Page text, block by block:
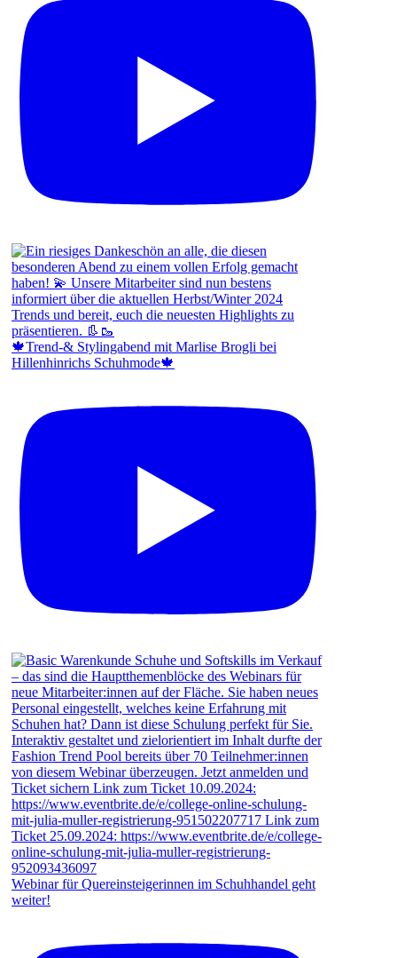
🍁Trend-& Stylingabend mit Marlise Brogli bei
Hillenhinrichs Schuhmode🍁
Webinar für Quereinsteigerinnen im Schuhhandel geht
weiter!